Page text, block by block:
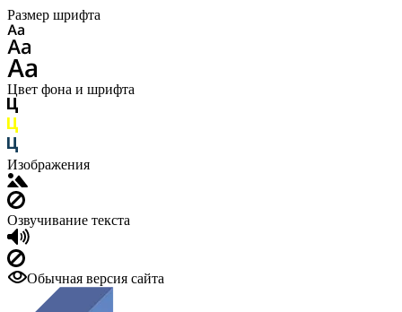
Размер шрифта
Цвет фона и шрифта
Изображения
Озвучивание текста
Обычная версия сайта